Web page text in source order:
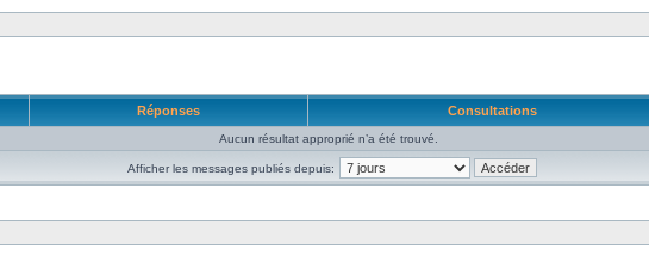
Réponses Consultations
Aucun résultat approprié n’a été trouvé.
Afficher les messages publiés depuis: